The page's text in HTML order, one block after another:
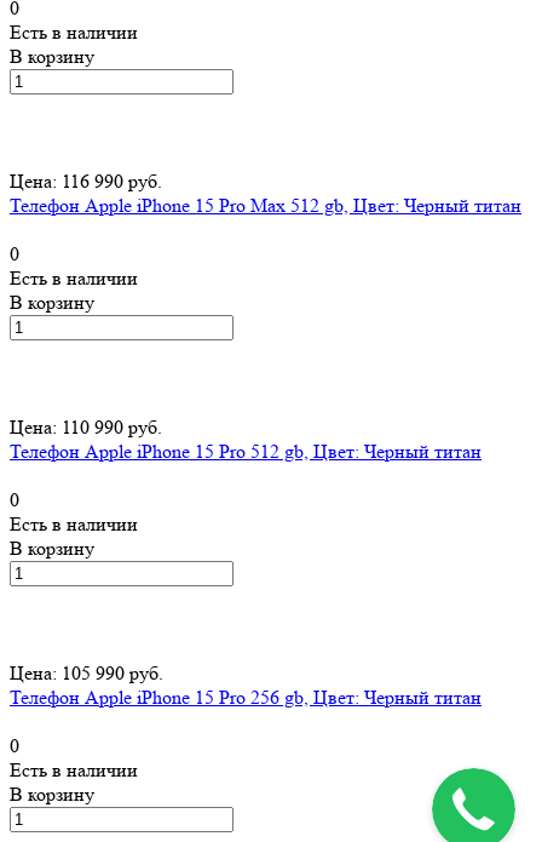
0
Есть в наличии
В корзину
Цена: 116 990 руб.
Телефон Apple iPhone 15 Pro Max 512 gb, Цвет: Черный титан
0
Есть в наличии
В корзину
Цена: 110 990 руб.
Телефон Apple iPhone 15 Pro 512 gb, Цвет: Черный титан
0
Есть в наличии
В корзину
Цена: 105 990 руб.
Телефон Apple iPhone 15 Pro 256 gb, Цвет: Черный титан
0
Есть в наличии
В корзину